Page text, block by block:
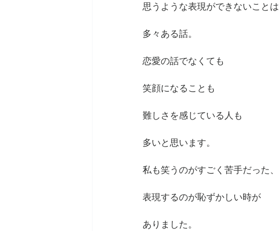
思うような表現ができないことは
多々ある話。
恋愛の話でなくても
笑顔になることも
難しさを感じている人も
多いと思います。
私も笑うのがすごく苦手だった、
表現するのが恥ずかしい時が
ありました。